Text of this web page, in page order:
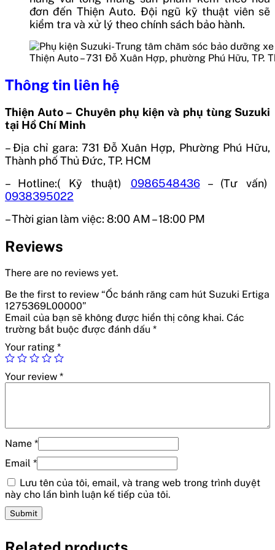
đơn đến Thiện Auto. Đội ngũ kỹ thuật viên sẽ
kiểm tra và xử lý theo chính sách bảo hành.
Thiện Auto – 731 Đỗ Xuân Hợp, phường Phú Hữu, TP.
Thông tin liên hệ
Thiện Auto – Chuyên phụ kiện và phụ tùng Suzuki
tại Hồ Chí Minh
– Địa chỉ gara: 731 Đỗ Xuân Hợp, Phường Phú Hữu,
Thành phố Thủ Đức, TP. HCM
– Hotline:( Kỹ thuật) 0986548436– (Tư vấn)
0938395022
– Thời gian làm việc: 8:00 AM – 18:00 PM
Reviews
There are no reviews yet.
Be the first to review “Ốc bánh răng cam hút Suzuki Ertiga
1275369L00000”
Email của bạn sẽ không được hiển thị công khai. Các
trường bắt buộc được đánh dấu *
Your rating *
Your review *
Name *
Email *
Lưu tên của tôi, email, và trang web trong trình duyệt
này cho lần bình luận kế tiếp của tôi.